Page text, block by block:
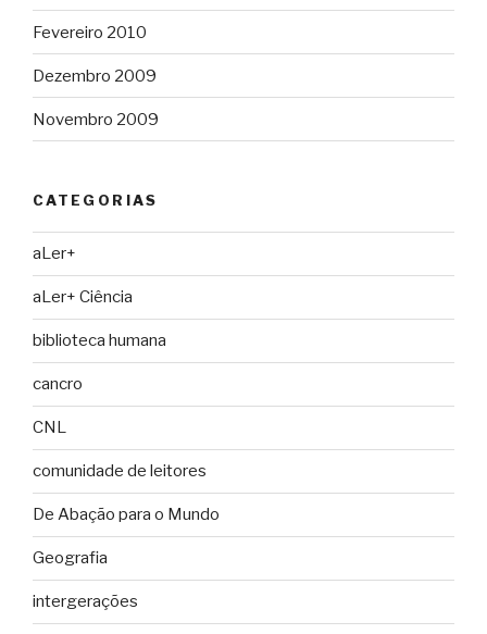
Fevereiro 2010
Dezembro 2009
Novembro 2009
CATEGORIAS
aLer+
aLer+ Ciência
biblioteca humana
cancro
CNL
comunidade de leitores
De Abação para o Mundo
Geografia
intergerações